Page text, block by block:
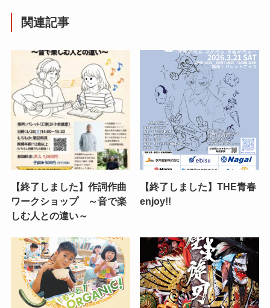
関連記事
【終了しました】作詞作曲
ワークショップ ～音で楽
しむ人との違い～
【終了しました】THE青春
enjoy!!